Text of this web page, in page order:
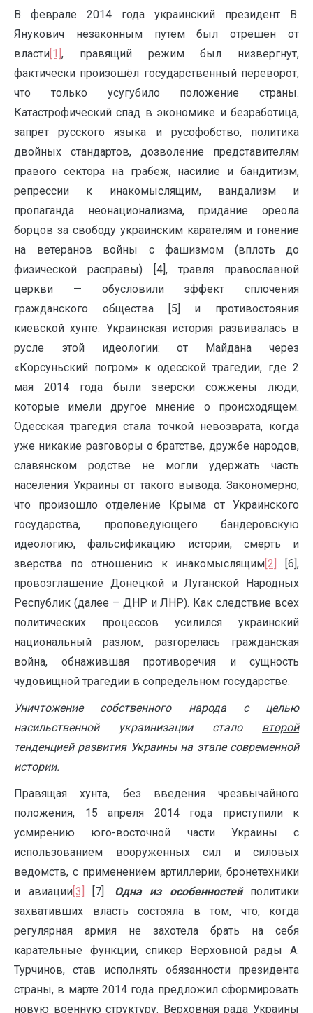
В феврале 2014 года украинский президент В.
Янукович незаконным путем был отрешен от
власти [1] , правящий режим был низвергнут,
фактически произошёл государственный переворот,
что только усугубило положение страны.
Катастрофический спад в экономике и безработица,
запрет русского языка и русофобство, политика
двойных стандартов, дозволение представителям
правого сектора на грабеж, насилие и бандитизм,
репрессии к инакомыслящим, вандализм и
пропаганда неонационализма, придание ореола
борцов за свободу украинским карателям и гонение
на ветеранов войны с фашизмом (вплоть до
физической расправы) [4], травля православной
церкви — обусловили эффект сплочения
гражданского общества [5] и противостояния
киевской хунте. Украинская история развивалась в
русле этой идеологии: от Майдана через
«Корсуньский погром» к одесской трагедии, где 2
мая 2014 года были зверски сожжены люди,
которые имели другое мнение о происходящем.
Одесская трагедия стала точкой невозврата, когда
уже никакие разговоры о братстве, дружбе народов,
славянском родстве не могли удержать часть
населения Украины от такого вывода. Закономерно,
что произошло отделение Крыма от Украинского
государства, проповедующего бандеровскую
идеологию, фальсификацию истории, смерть и
зверства по отношению к инакомыслящим [2]
[6],
провозглашение Донецкой и Луганской Народных
Республик (далее – ДНР и ЛНР). Как следствие всех
политических процессов усилился украинский
национальный разлом, разгорелась гражданская
война, обнажившая противоречия и сущность
чудовищной трагедии в сопредельном государстве.
Уничтожение собственного народа с целью
насильственной украинизации стало второй
тенденциейразвития Украины на этапе современной
истории.
Правящая хунта, без введения чрезвычайного
положения, 15 апреля 2014 года приступили к
усмирению юго-восточной части Украины с
использованием вооруженных сил и силовых
ведомств, с применением артиллерии, бронетехники
и авиации[3] [7]. Одна из особенностейполитики
захвативших власть состояла в том, что, когда
регулярная армия не захотела брать на себя
карательные функции, спикер Верховной рады А.
Турчинов, став исполнять обязанности президента
страны, в марте 2014 года предложил сформировать
новую военную структуру. Верховная рада Украины